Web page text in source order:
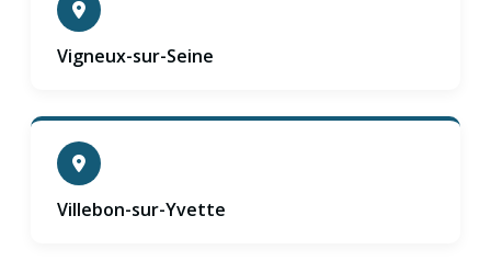
Vigneux-sur-Seine
Villebon-sur-Yvette